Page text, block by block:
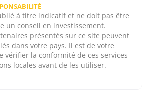
à titre indicatif et ne doit pas être
un conseil en investissement.
présentés sur ce site peuvent
dans votre pays. Il est de votre
vérifier la conformité de ces services
locales avant de les utiliser.